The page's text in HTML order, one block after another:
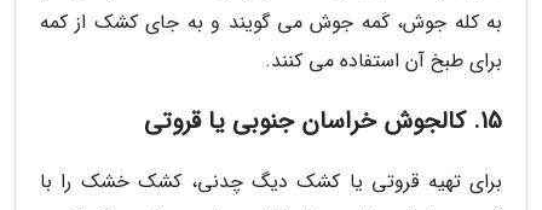
به کله جوش، کَمه جوش می گویند و به جای کشک از کمه
برای طبخ آن استفاده می کنند.
15. کالجوش خراسان جنوبی یا قروتی
برای تهیه قروتی یا کشک دیگ چدنی، کشک خشک را با